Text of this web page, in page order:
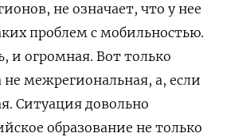
не означает, что у нее
проблем с мобильностью.
и огромная. Вот только
не межрегиональная, а, если
Ситуация довольно
образование не только